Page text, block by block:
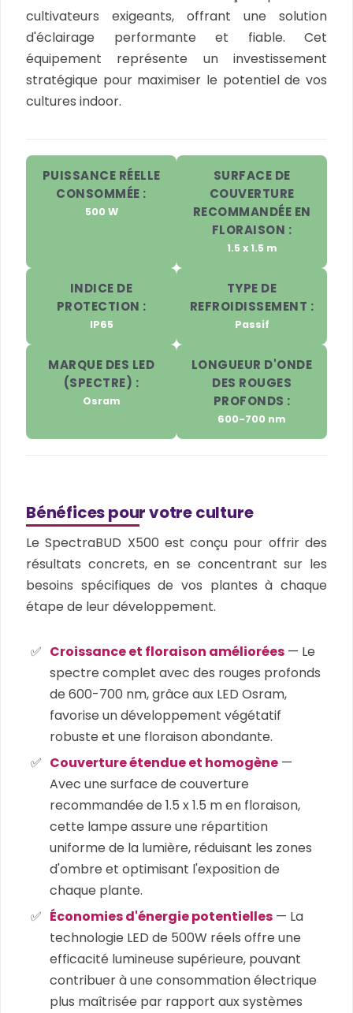
cultivateurs exigeants, offrant une solution
d'éclairage performante et fiable. Cet
équipement représente un investissement
stratégique pour maximiser le potentiel de vos
cultures indoor.
PUISSANCE RÉELLE
CONSOMMÉE :
500 W
SURFACE DE
COUVERTURE
RECOMMANDÉE EN
FLORAISON :
1.5 x 1.5 m
INDICE DE
PROTECTION :
IP65
TYPE DE
REFROIDISSEMENT :
Passif
MARQUE DES LED
(SPECTRE) :
Osram
LONGUEUR D'ONDE
DES ROUGES
PROFONDS :
600-700 nm
Bénéfices pour votre culture
Le SpectraBUD X500 est conçu pour offrir des
résultats concrets, en se concentrant sur les
besoins spécifiques de vos plantes à chaque
étape de leur développement.
Croissance et floraison améliorées — Le
spectre complet avec des rouges profonds
de 600-700 nm, grâce aux LED Osram,
favorise un développement végétatif
robuste et une floraison abondante.
Couverture étendue et homogène —
Avec une surface de couverture
recommandée de 1.5 x 1.5 m en floraison,
cette lampe assure une répartition
uniforme de la lumière, réduisant les zones
d'ombre et optimisant l'exposition de
chaque plante.
Économies d'énergie potentielles — La
technologie LED de 500W réels offre une
efficacité lumineuse supérieure, pouvant
contribuer à une consommation électrique
plus maîtrisée par rapport aux systèmes